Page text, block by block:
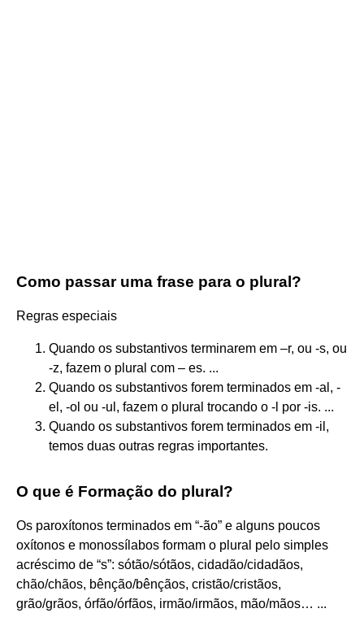
Como passar uma frase para o plural?
Regras especiais
Quando os substantivos terminarem em –r, ou -s, ou
-z, fazem o plural com – es. ...
Quando os substantivos forem terminados em -al, -
el, -ol ou -ul, fazem o plural trocando o -l por -is. ...
Quando os substantivos forem terminados em -il,
temos duas outras regras importantes.
O que é Formação do plural?
Os paroxítonos terminados em “-ão” e alguns poucos
oxítonos e monossílabos formam o plural pelo simples
acréscimo de “s”: sótão/sótãos, cidadão/cidadãos,
chão/chãos, bênção/bênçãos, cristão/cristãos,
grão/grãos, órfão/órfãos, irmão/irmãos, mão/mãos… ...